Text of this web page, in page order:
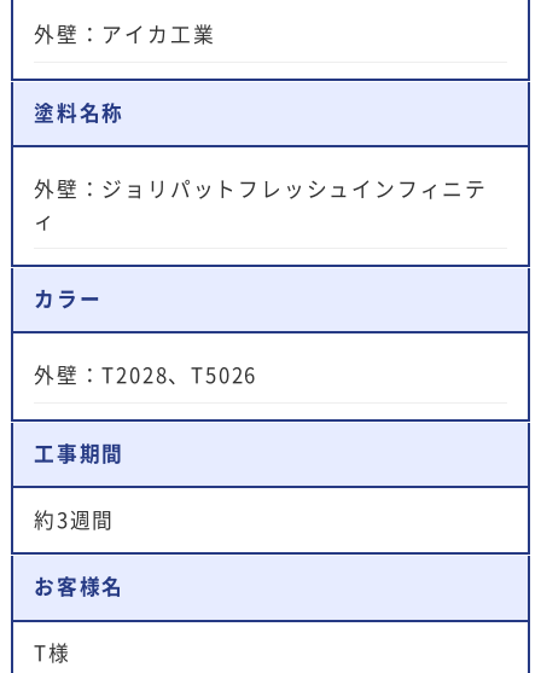
外壁：アイカ工業
塗料名称
外壁：ジョリパットフレッシュインフィニテ
ィ
カラー
外壁：T2028、T5026
工事期間
約3週間
お客様名
T様